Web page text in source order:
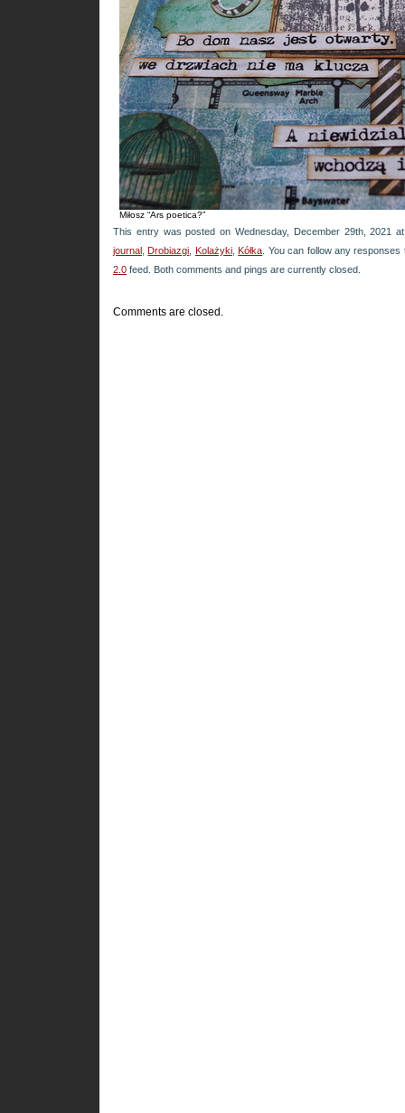
Miłosz “Ars poetica?”
This entry was posted on Wednesday, December 29th, 2021
journal Drobiazgi Kolażyki, Kółka . You can follow any
2.0 feed. Both comments and pings are currently closed.
Comments are closed.